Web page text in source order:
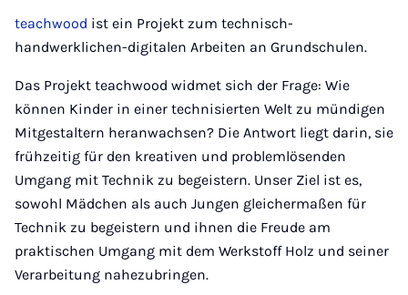
teachwood ist ein Projekt zum technisch-
handwerklichen-digitalen Arbeiten an Grundschulen.
Das Projekt teachwood widmet sich der Frage: Wie
können Kinder in einer technisierten Welt zu mündigen
Mitgestaltern heranwachsen? Die Antwort liegt darin, sie
frühzeitig für den kreativen und problemlösenden
Umgang mit Technik zu begeistern. Unser Ziel ist es,
sowohl Mädchen als auch Jungen gleichermaßen für
Technik zu begeistern und ihnen die Freude am
praktischen Umgang mit dem Werkstoff Holz und seiner
Verarbeitung nahezubringen.